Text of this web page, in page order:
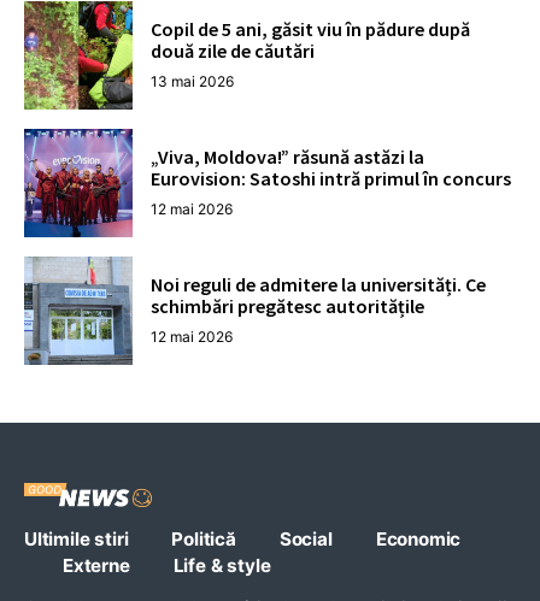
Copil de 5 ani, găsit viu în pădure după
două zile de căutări
13 mai 2026
„Viva, Moldova!” răsună astăzi la
Eurovision: Satoshi intră primul în concurs
12 mai 2026
Noi reguli de admitere la universități. Ce
schimbări pregătesc autoritățile
12 mai 2026
Ultimile stiri Politică Social
Economic
Externe
Life & style